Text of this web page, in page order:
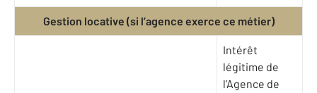
Gestion locative (si l’agence exerce ce métier)
Intérêt
légitime de
l’Agence de